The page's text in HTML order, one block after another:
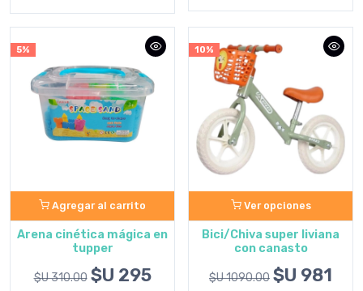
5%
Agregar al carrito
Arena cinética mágica en
tupper
$U 310.00 $U 295
10%
Ver opciones
Bici/Chiva super liviana
con canasto
$U 1090.00 $U 981